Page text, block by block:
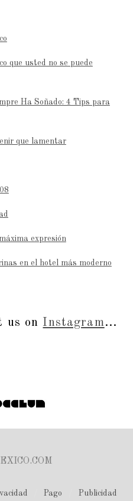
que usted no se puede
Ha Soñado: 4 Tips para
que lamentar
expresión
en el hotel más moderno
us on Instagram...
Pago Publicidad